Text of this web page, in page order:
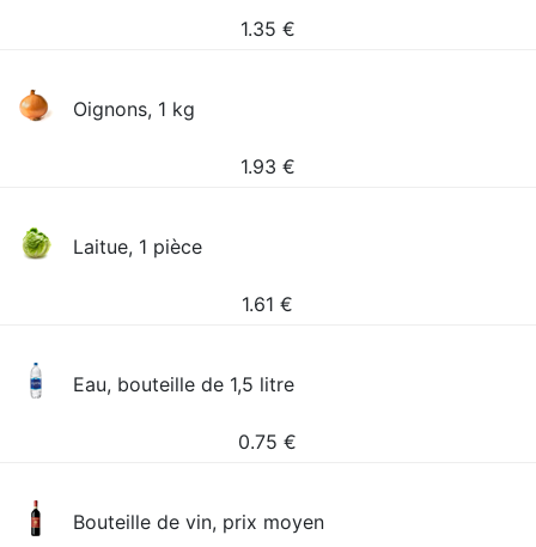
1.35 €
Oignons, 1 kg
1.93 €
Laitue, 1 pièce
1.61 €
Eau, bouteille de 1,5 litre
0.75 €
Bouteille de vin, prix moyen